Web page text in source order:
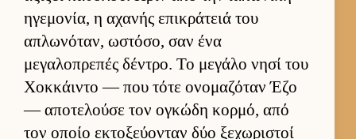
ηγεμονία, η αχανής επικράτειά του
απλωνόταν, ωστόσο, σαν ένα
μεγαλοπρεπές δέντρο. Το μεγάλο νησί του
Χοκ­κάι­ντο — που τότε ονομαζόταν Έζο
— αποτελούσε τον ογκώδη κορ­μό, από
τον οποίο εκτοξεύ­ονταν δύο ξεχωριστοί